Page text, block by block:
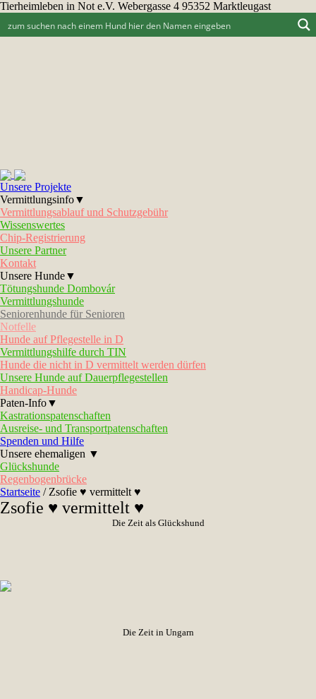
Tierheimleben in Not e.V. Webergasse 4 95352 Marktleugast
Unsere Projekte
Vermittlungsinfo▼
Vermittlungsablauf und Schutzgebühr
Wissenswertes
Chip-Registrierung
Unsere Partner
Kontakt
Unsere Hunde▼
Tötungshunde Dombovár
Vermittlungshunde
Seniorenhunde für Senioren
Notfelle
Hunde auf Pflegestelle in D
Vermittlungshilfe durch TIN
Hunde die nicht in D vermittelt werden dürfen
Unsere Hunde auf Dauerpflegestellen
Handicap-Hunde
Paten-Info▼
Kastrationspatenschaften
Ausreise- und Transportpatenschaften
Spenden und Hilfe
Unsere ehemaligen ▼
Glückshunde
Regenbogenbrücke
Startseite / Zsofie ♥ vermittelt ♥
Zsofie ♥ vermittelt ♥
Die Zeit als Glückshund
Die Zeit in Ungarn